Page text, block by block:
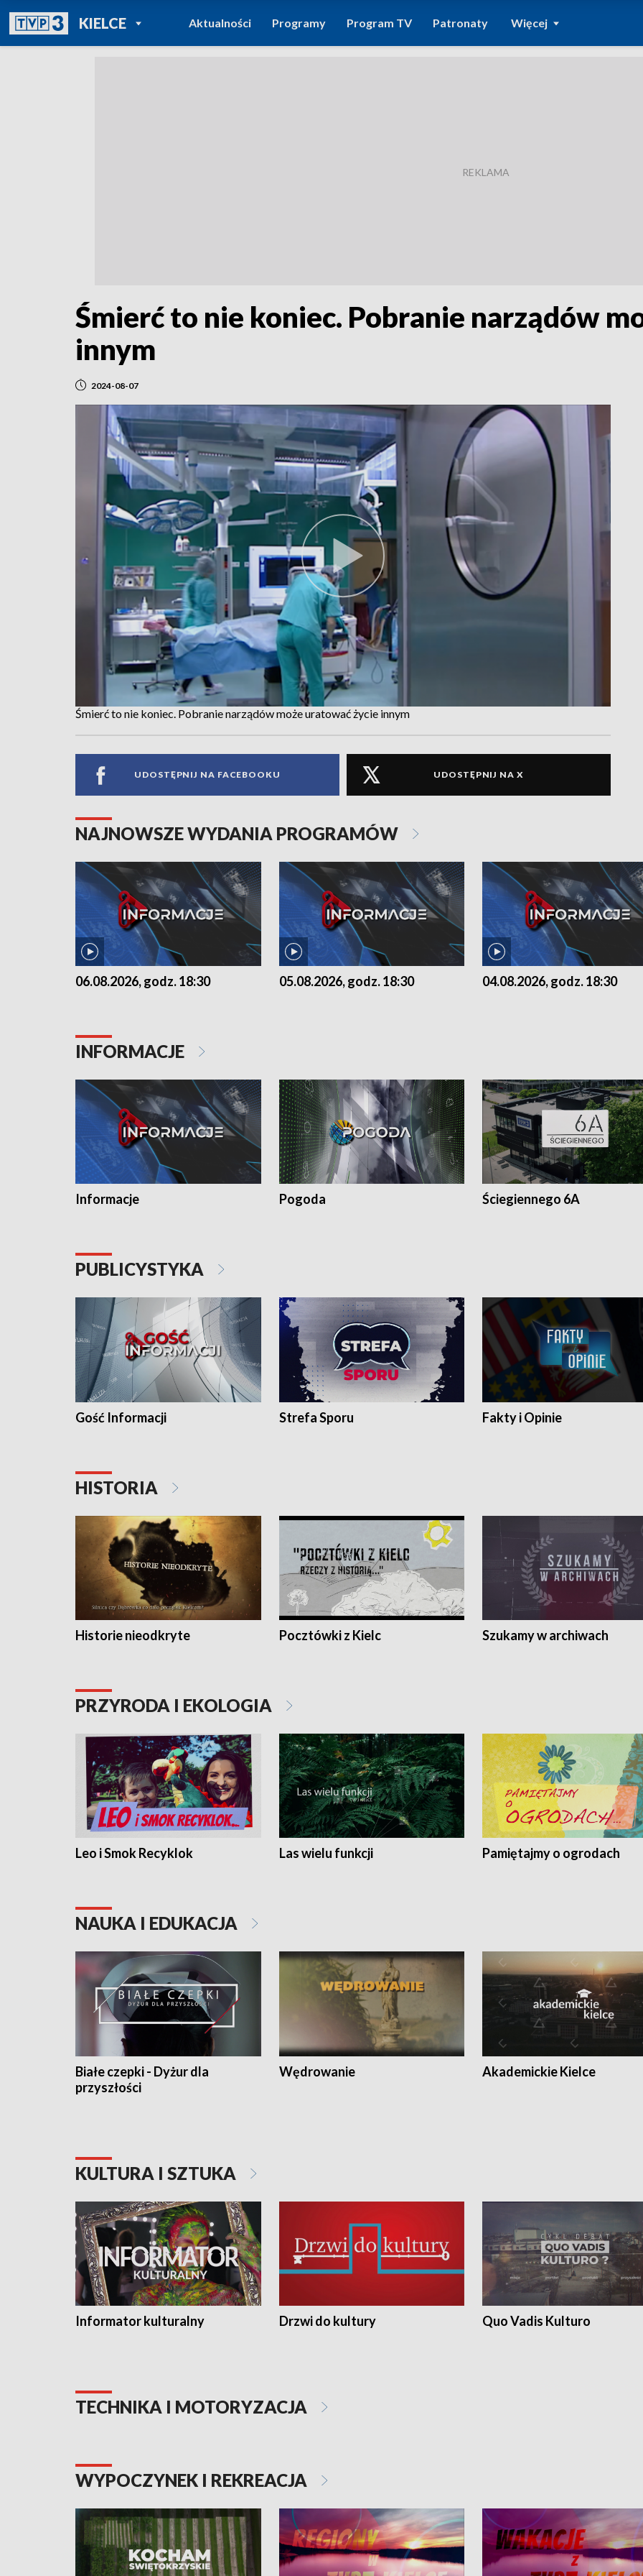
KIELCEPOWRÓT DO
TVP REGIONY
Aktualności Programy Program TV Patronaty Więcej
Śmierć to nie koniec. Pobranie narządów
innym
2024-08-07
Śmierć to nie koniec. Pobranie narządów może uratować życie innym
UDOSTĘPNIJ NA FACEBOOKU UDOSTĘPNIJ NA X
NAJNOWSZE WYDANIA PROGRAMÓW
06.08.2026, godz. 18:30 05.08.2026, godz. 18:30 04.08.2026, godz. 18:30
INFORMACJE
Informacje Pogoda Ściegiennego 6A
PUBLICYSTYKA
Gość Informacji Strefa Sporu Fakty i Opinie
HISTORIA
Historie nieodkryte Pocztówki z Kielc Szukamy w archiwach
PRZYRODA I EKOLOGIA
Leo i Smok Recyklok Las wielu funkcji Pamiętajmy o ogrodach
NAUKA I EDUKACJA
Białe czepki - Dyżur dla
przyszłości
Wędrowanie Akademickie Kielce
KULTURA I SZTUKA
Informator kulturalny Drzwi do kultury Quo Vadis Kulturo
TECHNIKA I MOTORYZACJA
WYPOCZYNEK I REKREACJA